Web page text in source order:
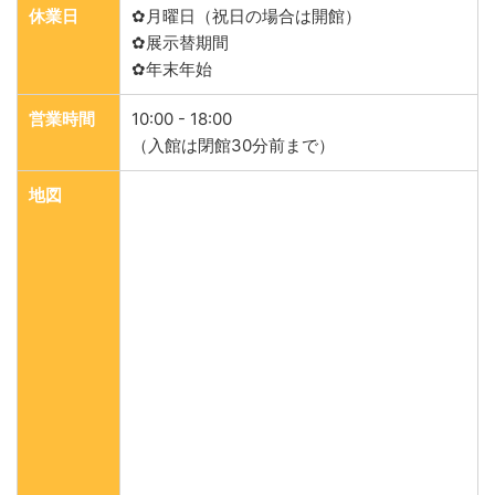
休業日
✿月曜日（祝日の場合は開館）
✿展示替期間
✿年末年始
営業時間
10:00 - 18:00
（入館は閉館30分前まで）
地図